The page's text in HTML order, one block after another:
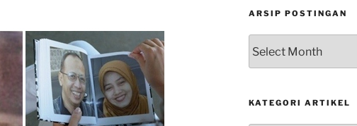
ARSIP POSTINGAN
Postingan
KATEGORI ARTIKEL